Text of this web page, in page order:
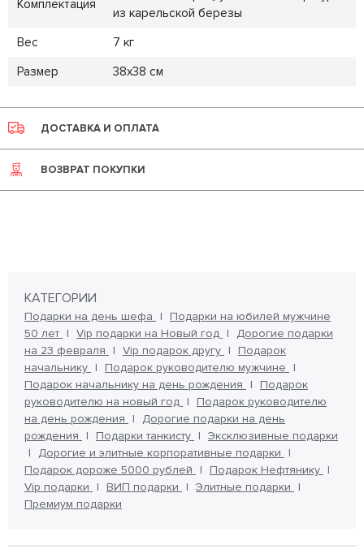
Комплектация
из карельской березы
Вес
7 кг
Размер
38х38 см
ДОСТАВКА И ОПЛАТА
ВОЗВРАТ ПОКУПКИ
КАТЕГОРИИ
Подарки на день шефа
Подарки на юбилей мужчине
50 лет
Vip подарки на Новый год
Дорогие подарки
на 23 февраля
Vip подарок другу
Подарок
начальнику
Подарок руководителю мужчине
Подарок начальнику на день рождения
Подарок
руководителю на новый год
Подарок руководителю
на день рождения
Дорогие подарки на день
рождения
Подарки танкисту
Эксклюзивные подарки
Дорогие и элитные корпоративные подарки
Подарок дороже 5000 рублей
Подарок Нефтянику
Vip подарки
ВИП подарки
Элитные подарки
Премиум подарки